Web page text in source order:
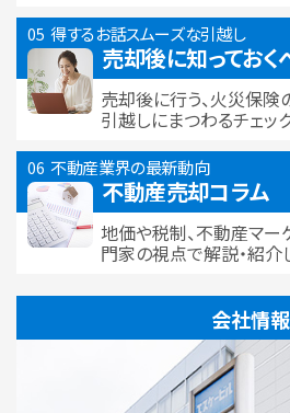
得するお話スムーズな引越し
売却後に知っておく
売却後に行う、火災保険
引越しにまつわるチェック
不動産業界の最新動向
不動産売却コラム
地価や税制、不動産マー
門家の視点で解説・紹介
会社情報